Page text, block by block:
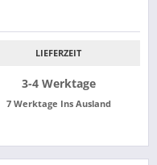
LIEFERZEIT
3-4 Werktage
7 Werktage Ins Ausland